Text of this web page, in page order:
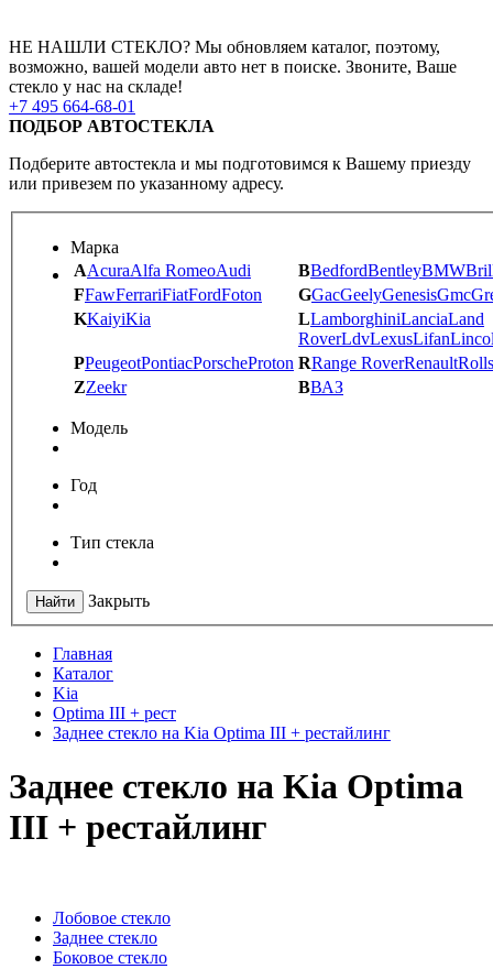
НЕ НАШЛИ СТЕКЛО? Мы обновляем каталог, поэтому,
возможно, вашей модели авто нет в поиске. Звоните, Ваше
стекло у нас на складе!
+7 495 664-68-01
ПОДБОР АВТОСТЕКЛА
Подберите автостекла и мы подготовимся к Вашему приезду
или привезем по указанному адресу.
Марка
AAcuraAlfa RomeoAudi BBedfordBentleyBMW
FFawFerrariFiatFordFoton GGacGeelyGenesisGmc
KKaiyiKia LLamborghiniLanciaLand
RoverLdvLexusLifan
PPeugeotPontiacPorscheProton RRange RoverRenault
ZZeekr ВВАЗ
Модель
Год
Тип стекла
Найти Закрыть
Главная
Каталог
Kia
Optima III + рест
Заднее стекло на Kia Optima III + рестайлинг
Заднее стекло на Kia Optima
III + рестайлинг
Лобовое стекло
Заднее стекло
Боковое стекло